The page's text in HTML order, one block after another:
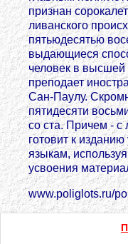
признан
ливанского
пятьюдесятью
выдающиеся
человек в
преподает
Сан-Паулу.
пятидесяти
со ста. Причем -
готовит к
языкам,
усвоения
www.poliglots.ru/